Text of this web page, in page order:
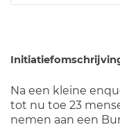
Na een kleine
tot nu toe 23
nemen aan een